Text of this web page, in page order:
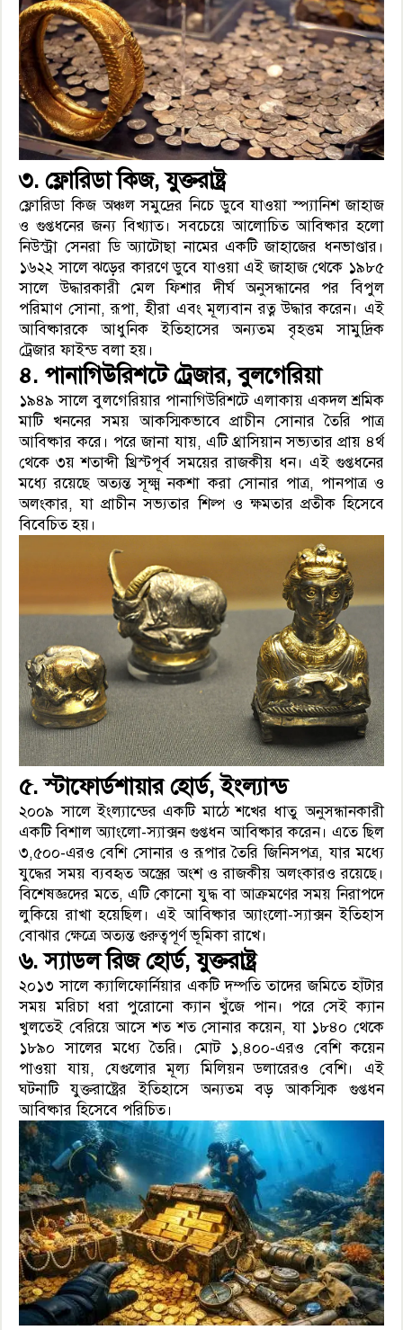
৩. ফ্লোরিডা কিজ, যুক্তরাষ্ট্র
ফ্লোরিডা কিজ অঞ্চল সমুদ্রের নিচে ডুবে যাওয়া স্প্যানিশ জাহাজ
ও গুপ্তধনের জন্য বিখ্যাত। সবচেয়ে আলোচিত আবিষ্কার হলো
নিউস্ট্রা সেনরা ডি অ্যাটোছা নামের একটি জাহাজের ধনভাণ্ডার।
১৬২২ সালে ঝড়ের কারণে ডুবে যাওয়া এই জাহাজ থেকে ১৯৮৫
সালে উদ্ধারকারী মেল ফিশার দীর্ঘ অনুসন্ধানের পর বিপুল
পরিমাণ সোনা, রূপা, হীরা এবং মূল্যবান রত্ন উদ্ধার করেন। এই
আবিষ্কারকে আধুনিক ইতিহাসের অন্যতম বৃহত্তম সামুদ্রিক
ট্রেজার ফাইন্ড বলা হয়।
৪. পানাগিউরিশটে ট্রেজার, বুলগেরিয়া
১৯৪৯ সালে বুলগেরিয়ার পানাগিউরিশটে এলাকায় একদল শ্রমিক
মাটি খননের সময় আকস্মিকভাবে প্রাচীন সোনার তৈরি পাত্র
আবিষ্কার করে। পরে জানা যায়, এটি থ্রাসিয়ান সভ্যতার প্রায় ৪র্থ
থেকে ৩য় শতাব্দী খ্রিস্টপূর্ব সময়ের রাজকীয় ধন। এই গুপ্তধনের
মধ্যে রয়েছে অত্যন্ত সূক্ষ্ম নকশা করা সোনার পাত্র, পানপাত্র ও
অলংকার, যা প্রাচীন সভ্যতার শিল্প ও ক্ষমতার প্রতীক হিসেবে
বিবেচিত হয়।
৫. স্টাফোর্ডশায়ার হোর্ড, ইংল্যান্ড
২০০৯ সালে ইংল্যান্ডের একটি মাঠে শখের ধাতু অনুসন্ধানকারী
একটি বিশাল অ্যাংলো-স্যাক্সন গুপ্তধন আবিষ্কার করেন। এতে ছিল
৩,৫০০-এরও বেশি সোনার ও রূপার তৈরি জিনিসপত্র, যার মধ্যে
যুদ্ধের সময় ব্যবহৃত অস্ত্রের অংশ ও রাজকীয় অলংকারও রয়েছে।
বিশেষজ্ঞদের মতে, এটি কোনো যুদ্ধ বা আক্রমণের সময় নিরাপদে
লুকিয়ে রাখা হয়েছিল। এই আবিষ্কার অ্যাংলো-স্যাক্সন ইতিহাস
বোঝার ক্ষেত্রে অত্যন্ত গুরুত্বপূর্ণ ভূমিকা রাখে।
৬. স্যাডল রিজ হোর্ড, যুক্তরাষ্ট্র
২০১৩ সালে ক্যালিফোর্নিয়ার একটি দম্পতি তাদের জমিতে হাঁটার
সময় মরিচা ধরা পুরোনো ক্যান খুঁজে পান। পরে সেই ক্যান
খুলতেই বেরিয়ে আসে শত শত সোনার কয়েন, যা ১৮৪০ থেকে
১৮৯০ সালের মধ্যে তৈরি। মোট ১,৪০০-এরও বেশি কয়েন
পাওয়া যায়, যেগুলোর মূল্য মিলিয়ন ডলারেরও বেশি। এই
ঘটনাটি যুক্তরাষ্ট্রের ইতিহাসে অন্যতম বড় আকস্মিক গুপ্তধন
আবিষ্কার হিসেবে পরিচিত।